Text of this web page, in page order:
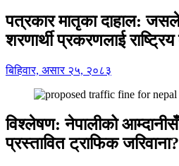
पत्रकार मातृका दाहाल:
शरणार्थी प्रकरणलाई
बिहिवार, असार २५, २०८३
विश्लेषण: नेपालीको
प्रस्तावित ट्राफिक